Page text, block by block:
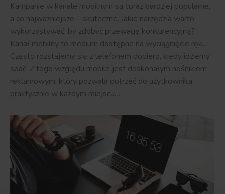
Kampanie w kanale mobilnym są coraz bardziej popularne,
a co najważniejsze – skuteczne. Jakie narzędzia warto
wykorzystywać, by zdobyć przewagę konkurencyjną?
Kanał mobilny to medium dostępne na wyciągnięcie ręki.
Często rozstajemy się z telefonem dopiero, kiedy idziemy
spać. Z tego względu mobile jest doskonałym nośnikiem
reklamowym, który pozwala dotrzeć do użytkownika
praktycznie w każdym miejscu…